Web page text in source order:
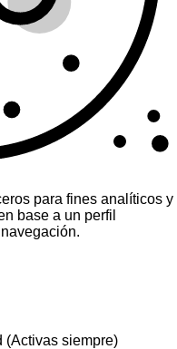
para fines analíticos y
base a un perfil
(Activas siempre)